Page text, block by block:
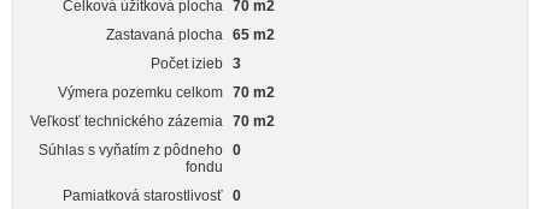
Celková úžitková plocha 70 m2
Zastavaná plocha 65 m2
Počet izieb 3
Výmera pozemku celkom 70 m2
Veľkosť technického zázemia 70 m2
Súhlas s vyňatím z pôdneho
fondu
0
Pamiatková starostlivosť 0